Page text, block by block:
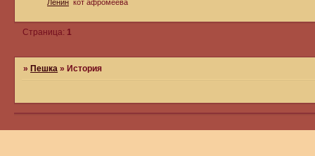
Ленин кот афромеева
Страница: 1
» Пешка » История